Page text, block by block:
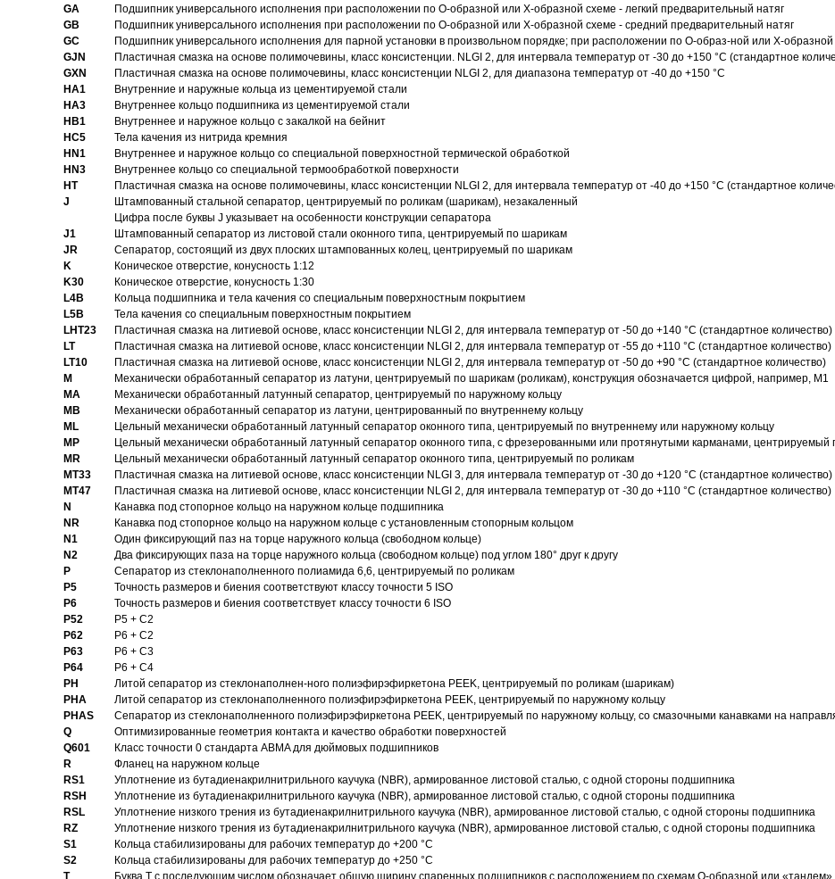
GA
Подшипник универсального исполнения при расположении по О-образной или Х-образной схеме - легкий предварительный натяг
GB
Подшипник универсального исполнения при расположении по О-образной или Х-образной схеме - средний предварительный натяг
GC
Подшипник универсального исполнения для парной установки в произвольном порядке; при расположении по О-образ-ной или Х-
GJN
Пластичная смазка на основе полимочевины, класс консистенции. NLGI 2, для интервала температур от -30 до +150 °C (стандартное
GXN
Пластичная смазка на основе полимочевины, класс консистенции NLGI 2, для диапазона температур от -40 до +150 °C
HA1
Внутренние и наружные кольца из цементируемой стали
HA3
Bнутреннее кольцо подшипника из цементируемой стали
HB1
Bнутреннее и наружное кольцо с закалкой на бейнит
HC5
Тела качения из нитрида кремния
HN1
Bнутреннее и наружное кольцо со специальной поверхностной термической обработкой
HN3
Внутреннее кольцо со специальной термообработкой поверхности
HT
Пластичная смазка на основе полимочевины, класс консистенции NLGI 2, для интервала температур от -40 до +150 °C (стандартное
J
Штампованный стальной сепаратор, центрируемый по роликам (шарикам), незакаленный
Цифра после буквы J указывает на особенности конструкции сепаратора
J1
Штампованный сепаратор из листовой стали оконного типа, центрируемый по шарикам
JR
Сепаратор, состоящий из двух плоских штампованных колец, центрируемый по шарикам
K
Коническое отверстие, конусность 1:12
K30
Коническое отверстие, конусность 1:30
L4B
Кольца подшипника и тела качения со специальным поверхностным покрытием
L5B
Тела качения со специальным поверхностным покрытием
LHT23
Пластичная смазка на литиевой основе, класс консистенции NLGI 2, для интервала температур от -50 до +140 °C (стандартное количество)
LT
Пластичная смазка на литиевой основе, класс консистенции NLGI 2, для интервала температур от -55 до +110 °C (стандартное количество)
LT10
Пластичная смазка на литиевой основе, класс консистенции NLGI 2, для интервала температур от -50 до +90 °C (стандартное количество)
M
Механически обработанный сепаратор из латуни, центрируемый по шарикам (роликам), конструкция обозначается цифрой, например, M1
MA
Механически обработанный латунный сепаратор, центрируемый по наружному кольцу
MB
Механически обработанный сепаратор из латуни, центрированный по внутреннему кольцу
ML
Цельный механически обработанный латунный сепаратор оконного типа, центрируемый по внутреннему или наружному кольцу
MP
Цельный механически обработанный латунный сепаратор оконного типа, с фрезерованными или протянутыми карманами, центрируемый
MR
Цельный механически обработанный латунный сепаратор оконного типа, центрируемый по роликам
MT33
Пластичная смазка на литиевой основе, класс консистенции NLGI 3, для интервала температур от -30 до +120 °C (стандартное количество)
MT47
Пластичная смазка на литиевой основе, класс консистенции NLGI 2, для интервала температур от -30 до +110 °C (стандартное количество)
N
Канавка под стопорное кольцо на наружном кольце подшипника
NR
Канавка под стопорное кольцо на наружном кольце с установленным стопорным кольцом
N1
Один фиксирующий паз на торце наружного кольца (свободном кольце)
N2
Два фиксирующих паза на торце наружного кольца (свободном кольце) под углом 180° друг к другу
P
Cепаратор из стеклонаполненного полиамида 6,6, центрируемый по роликам
P5
Точность размеров и биения соответствуют классу точности 5 ISO
P6
Точность размеров и биения соответствует классу точности 6 ISO
P52
P5 + C2
P62
P6 + C2
P63
P6 + C3
P64
P6 + C4
PH
Литой сепаратор из стеклонаполнен-ного полиэфирэфиркетона PEEK, центрируемый по роликам (шарикам)
PHA
Литой сепаратор из стеклонаполненного полиэфирэфиркетона PEEK, центрируемый по наружному кольцу
PHAS
Сепаратор из стеклонаполненного полиэфирэфиркетона PEEK, центрируемый по наружному кольцу, со смазочными канавками на
Q
Оптимизированные геометрия контакта и качество обработки поверхностей
Q601
Класс точности 0 стандарта ABMA для дюймовых подшипников
R
Фланец на наружном кольце
RS1
Уплотнение из бутадиенакрилнитрильного каучука (NBR), армированное листовой сталью, с одной стороны подшипника
RSH
Уплотнение из бутадиенакрилнитрильного каучука (NBR), армированное листовой сталью, с одной стороны подшипника
RSL
Уплотнение низкого трения из бутадиенакрилнитрильного каучука (NBR), армированное листовой сталью, с одной стороны подшипника
RZ
Уплотнение низкого трения из бутадиенакрилнитрильного каучука (NBR), армированное листовой сталью, с одной стороны подшипника
S1
Кольца стабилизированы для рабочих температур до +200 °C
S2
Кольца стабилизированы для рабочих температур до +250 °C
T
Буква T с последующим числом обозначает общую ширину спаренных подшипников с расположением по схемам О-образной или «тандем»